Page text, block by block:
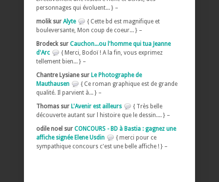
personnages qui évoluent... } –
molik sur Alyte
{ Cette bd est magnifique et
bouleversante, Mon coup de coeur... } –
Brodeck sur Cauchon...ou l'homme qui tua Jeanne
d'Arc
{ Merci, Bodoï ! A la fin, vous exprimez
tellement bien... } –
Chantre Lysiane sur Le Photographe de
Mauthausen
{ Ce roman graphique est de grande
qualité. Il parvient à... } –
Thomas sur L'Avenir est ailleurs
{ Très belle
découverte autant sur l histoire que le dessin.... } –
odile noel sur CONCOURS - BD à Bastia : gagnez une
affiche signée Elene Usdin
{ merci pour ce
sympathique concours c'est une belle affiche ! } –